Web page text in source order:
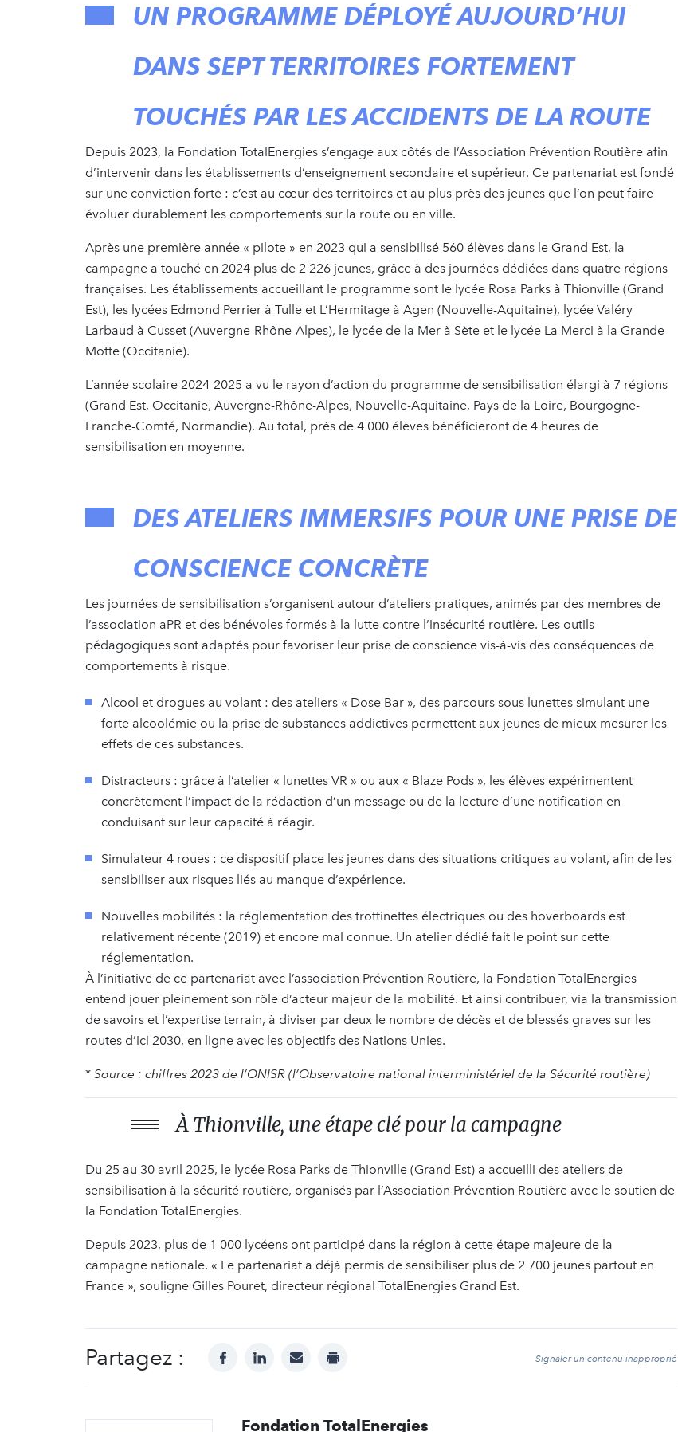
UN PROGRAMME DÉPLOYÉ AUJOURD’HUI
DANS SEPT TERRITOIRES FORTEMENT
TOUCHÉS PAR LES ACCIDENTS DE LA ROUTE
Depuis 2023, la Fondation TotalEnergies s’engage aux côtés de l’Association Prévention Routière afin
d’intervenir dans les établissements d’enseignement secondaire et supérieur. Ce partenariat est fondé
sur une conviction forte : c’est au cœur des territoires et au plus près des jeunes que l’on peut faire
évoluer durablement les comportements sur la route ou en ville.
Après une première année « pilote » en 2023 qui a sensibilisé 560 élèves dans le Grand Est, la
campagne a touché en 2024 plus de 2 226 jeunes, grâce à des journées dédiées dans quatre régions
françaises. Les établissements accueillant le programme sont le lycée Rosa Parks à Thionville (Grand
Est), les lycées Edmond Perrier à Tulle et L’Hermitage à Agen (Nouvelle-Aquitaine), lycée Valéry
Larbaud à Cusset (Auvergne-Rhône-Alpes), le lycée de la Mer à Sète et le lycée La Merci à la Grande
Motte (Occitanie).
L’année scolaire 2024-2025 a vu le rayon d’action du programme de sensibilisation élargi à 7 régions
(Grand Est, Occitanie, Auvergne-Rhône-Alpes, Nouvelle-Aquitaine, Pays de la Loire, Bourgogne-
Franche-Comté, Normandie). Au total, près de 4 000 élèves bénéficieront de 4 heures de
sensibilisation en moyenne.
DES ATELIERS IMMERSIFS POUR UNE PRISE DE
CONSCIENCE CONCRÈTE
Les journées de sensibilisation s’organisent autour d’ateliers pratiques, animés par des membres de
l’association aPR et des bénévoles formés à la lutte contre l’insécurité routière. Les outils
pédagogiques sont adaptés pour favoriser leur prise de conscience vis-à-vis des conséquences de
comportements à risque.
Alcool et drogues au volant : des ateliers « Dose Bar », des parcours sous lunettes simulant une
forte alcoolémie ou la prise de substances addictives permettent aux jeunes de mieux mesurer les
effets de ces substances.
Distracteurs : grâce à l’atelier « lunettes VR » ou aux « Blaze Pods », les élèves expérimentent
concrètement l’impact de la rédaction d’un message ou de la lecture d’une notification en
conduisant sur leur capacité à réagir.
Simulateur 4 roues : ce dispositif place les jeunes dans des situations critiques au volant, afin de les
sensibiliser aux risques liés au manque d’expérience.
Nouvelles mobilités : la réglementation des trottinettes électriques ou des hoverboards est
relativement récente (2019) et encore mal connue. Un atelier dédié fait le point sur cette
réglementation.
À l’initiative de ce partenariat avec l’association Prévention Routière, la Fondation TotalEnergies
entend jouer pleinement son rôle d’acteur majeur de la mobilité. Et ainsi contribuer, via la transmission
de savoirs et l’expertise terrain, à diviser par deux le nombre de décès et de blessés graves sur les
routes d’ici 2030, en ligne avec les objectifs des Nations Unies.
* Source : chiffres 2023 de l’ONISR (l’Observatoire national interministériel de la Sécurité routière)
À Thionville, une étape clé pour la campagne
Du 25 au 30 avril 2025, le lycée Rosa Parks de Thionville (Grand Est) a accueilli des ateliers de
sensibilisation à la sécurité routière, organisés par l’Association Prévention Routière avec le soutien de
la Fondation TotalEnergies.
Depuis 2023, plus de 1 000 lycéens ont participé dans la région à cette étape majeure de la
campagne nationale. « Le partenariat a déjà permis de sensibiliser plus de 2 700 jeunes partout en
France », souligne Gilles Pouret, directeur régional TotalEnergies Grand Est.
Partagez : facebooklinkedinmail print Signaler un contenu inapproprié
Fondation TotalEnergies